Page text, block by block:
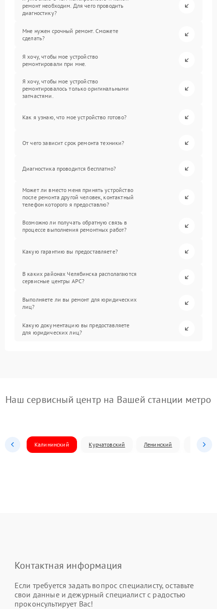
ремонт необходим. Для чего проводить
диагностику?
Мне нужен срочный ремонт. Сможете
сделать?
Я хочу, чтобы мое устройство
ремонтировали при мне.
Я хочу, чтобы мое устройство
ремонтировалось только оригинальными
запчастями.
Как я узнаю, что мое устройство готово?
От чего зависит срок ремонта техники?
Диагностика проводится бесплатно?
Может ли вместо меня принять устройство
после ремонта другой человек, контактный
телефон которого я предоставлю?
Возможно ли получать обратную связь в
процессе выполнения ремонтных работ?
Какую гарантию вы предоставляете?
В каких районах Челябинска располагаются
сервисные центры APC?
Выполняете ли вы ремонт для юридических
лиц?
Какую документацию вы предоставляете
для юридических лиц?
Наш сервисный центр на Вашей станции метро
Калининский Курчатовский Ленинский
Контактная информация
Если требуется задать вопрос специалисту, оставьте
свои данные и дежурный специалист с радостью
проконсультирует Вас!